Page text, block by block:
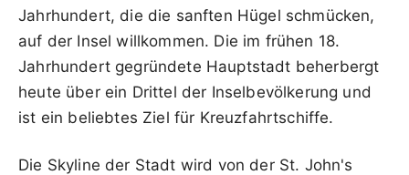
Jahrhundert, die die sanften Hügel schmücken,
auf der Insel willkommen. Die im frühen 18.
Jahrhundert gegründete Hauptstadt beherbergt
heute über ein Drittel der Inselbevölkerung und
ist ein beliebtes Ziel für Kreuzfahrtschiffe.
Die Skyline der Stadt wird von der St. John's